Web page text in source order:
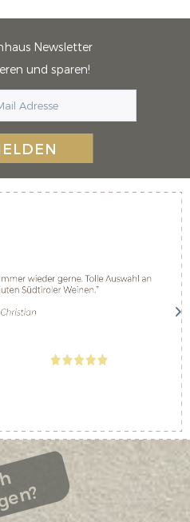
Newsletter
und sparen!